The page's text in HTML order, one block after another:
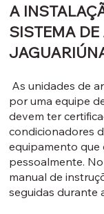
A
SISTEMA
As unidades de
por uma equipe
devem ter
condicionadores
equipamento que
pessoalmente.
manual de
seguidas durante